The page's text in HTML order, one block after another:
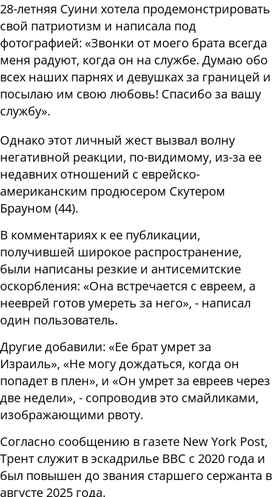
28-летняя Суини хотела продемонстрировать
свой патриотизм и написала под
фотографией: «Звонки от моего брата всегда
меня радуют, когда он на службе. Думаю обо
всех наших парнях и девушках за границей и
посылаю им свою любовь! Спасибо за вашу
службу».
Однако этот личный жест вызвал волну
негативной реакции, по-видимому, из-за ее
недавних отношений с еврейско-
американским продюсером Скутером
Брауном (44).
В комментариях к ее публикации,
получившей широкое распространение,
были написаны резкие и антисемитские
оскорбления: «Она встречается с евреем, а
нееврей готов умереть за него», - написал
один пользователь.
Другие добавили: «Ее брат умрет за
Израиль», «Не могу дождаться, когда он
попадет в плен», и «Он умрет за евреев через
две недели», - сопроводив это смайликами,
изображающими рвоту.
Согласно сообщению в газете New York Post,
Трент служит в эскадрилье ВВС с 2020 года и
был повышен до звания старшего сержанта в
августе 2025 года.